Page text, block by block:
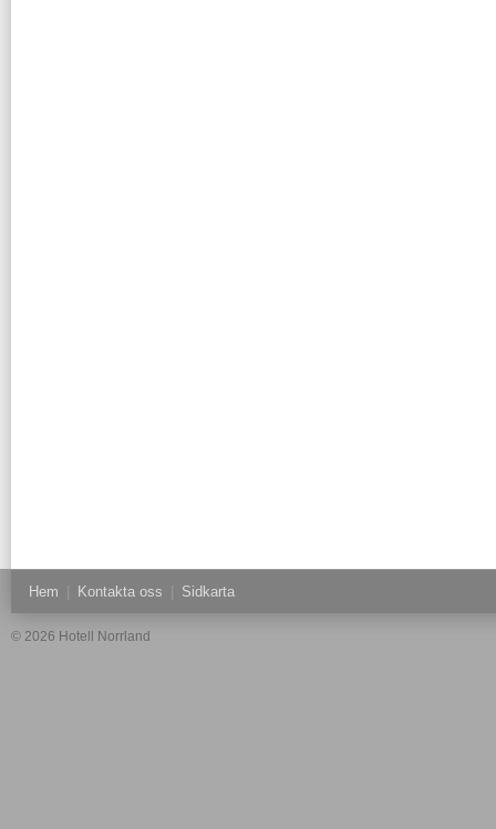
Hem Kontakta oss Sidkarta
© 2026 Hotell Norrland